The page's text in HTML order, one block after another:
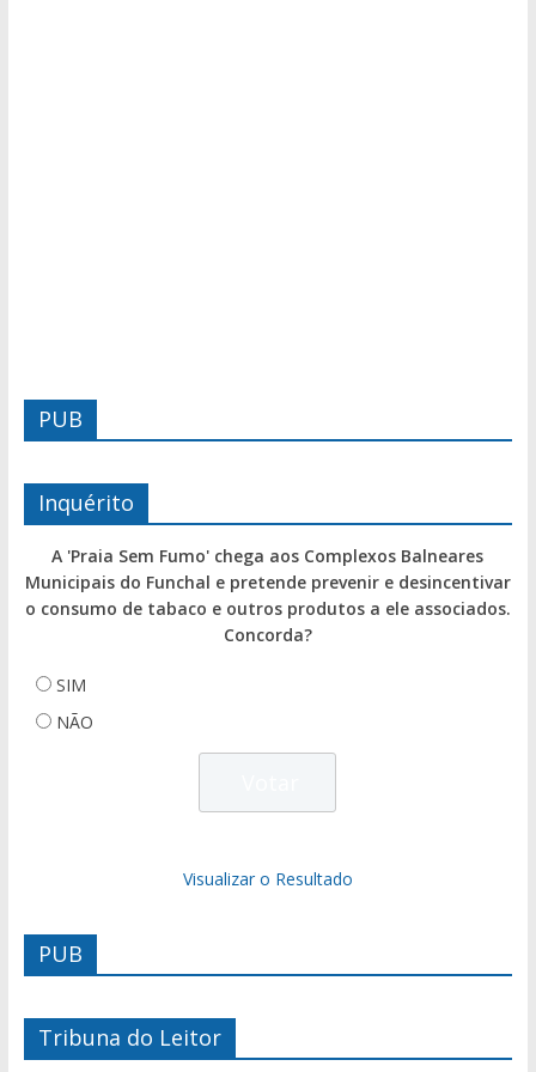
PUB
Inquérito
A 'Praia Sem Fumo' chega aos Complexos Balneares
Municipais do Funchal e pretende prevenir e desincentivar
o consumo de tabaco e outros produtos a ele associados.
Concorda?
SIM
NÃO
Visualizar o Resultado
PUB
Tribuna do Leitor